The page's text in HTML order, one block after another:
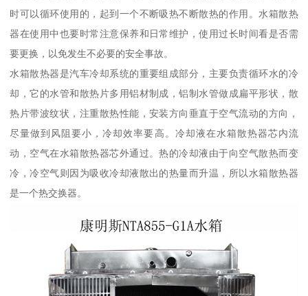
时可以循环使用的，起到一个不断吸热不断散热的作用。水箱散热
器在使用中也要时常注意保养和日常维护，使用过长时间看是否需
要更换，以免发生不必要的安全事故。
水箱散热器是汽车冷却系统的重要组成部分，主要负责循环水的冷
却，它的水管和散热片多用铝材制成，铝制水管做成扁平形状，散
热片带波纹状，注重散热性能，安装方向垂直于空气流动的方向，
尽量做到风阻要小，冷却效率要高。冷却液在水箱散热器芯内流
动，空气在水箱散热器芯外通过。热的冷却液由于向空气散热而变
冷，冷空气则因为吸收冷却液散出的热量而升温，所以水箱散热器
是一个热交换器。